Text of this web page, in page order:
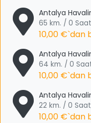
Antalya
65 km. / 0
10,00 €`dan
Antalya
64 km. / 0
10,00 €`dan
Antalya
22 km. / 0
10,00 €`dan